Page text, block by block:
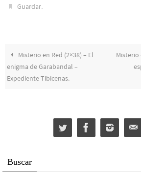
Guardar.
Misterio en Red (2×38) – El
enigma de Garabandal –
Expediente Tibicenas.
Misterio
Buscar